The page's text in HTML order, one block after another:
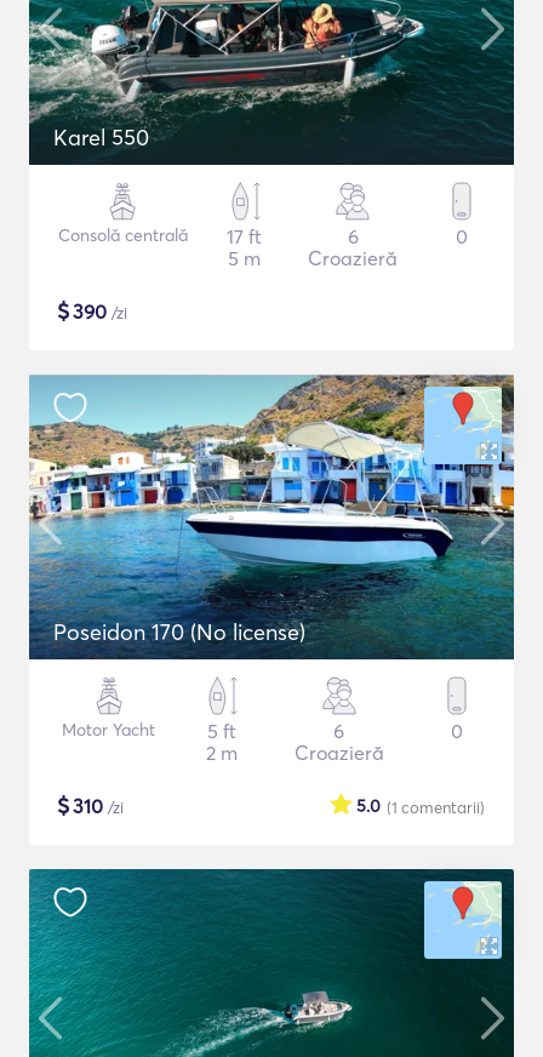
Karel 550
Consolă centrală
17 ft
5 m
6
Croazieră
0
$390 /zi
Poseidon 170 (No license)
Motor Yacht
5 ft
2 m
6
Croazieră
0
$310 /zi (1 comentarii)
5.0